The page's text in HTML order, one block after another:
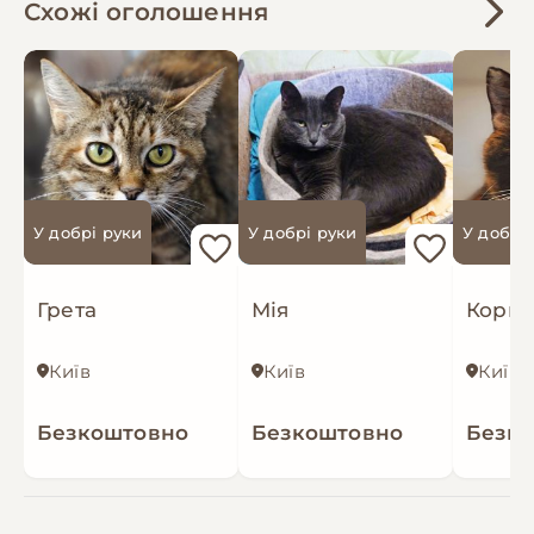
Схожі оголошення
У добрі руки
Грета
Київ
Безкоштовно
У добрі руки
Мія
Київ
Безкоштовно
У добрі
Київ